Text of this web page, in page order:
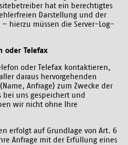
hat ein berechtigtes
Darstellung und der
hierzu müssen die Server-Log-
oder Telefax
oder Telefax kontaktieren,
daraus hervorgehenden
Anfrage) zum Zwecke der
bei uns gespeichert und
wir nicht ohne Ihre
erfolgt auf Grundlage von Art. 6
Anfrage mit der Erfüllung eines